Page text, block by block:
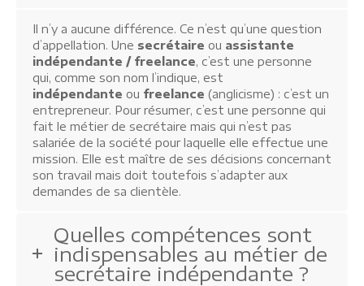
Il n’y a aucune différence. Ce n’est qu’une question
d’appellation. Une secrétaire ou assistante
indépendante / freelance, c’est une personne
qui, comme son nom l’indique, est
indépendante ou freelance (anglicisme) : c’est un
entrepreneur. Pour résumer, c’est une personne qui
fait le métier de secrétaire mais qui n’est pas
salariée de la société pour laquelle elle effectue une
mission. Elle est maître de ses décisions concernant
son travail mais doit toutefois s’adapter aux
demandes de sa clientèle.
Quelles compétences sont
indispensables au métier de
secrétaire indépendante ?